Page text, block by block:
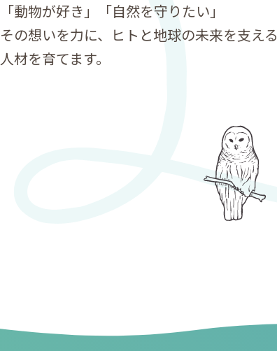
「動物が好き」「自然を守りたい」
その想いを力に、ヒトと地球の未来を支える
人材を育てます。